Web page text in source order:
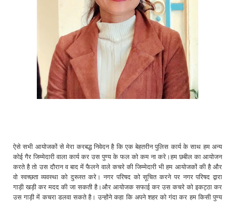
ऐसे सभी आयोजकों से मेरा करबद्ध निवेदन है कि एक बेहतरीन पुलिस कार्य के साथ हम अन्य
कोई गैर जिम्मेदारी वाला कार्य कर उस पुण्य के फल को कम ना करे।हम छबील का आयोजन
करते है तो उस दौरान व बाद में फैलने वाले कचरे की जिम्मेदारी भी हम आयोजकों की है और
वो स्वच्छता व्यवस्था को दुरूस्त करे। नगर परिषद को सूचित करने पर नगर परिषद द्वारा
गाड़ी खड़ी कर मदद की जा सकती है।और आयोजक सफाई कर उस कचरे को इकट्ठा कर
उस गाड़ी में कचरा डलवा सकते है। उन्होंने कहा कि अपने शहर को गंदा कर हम किसी पुण्य